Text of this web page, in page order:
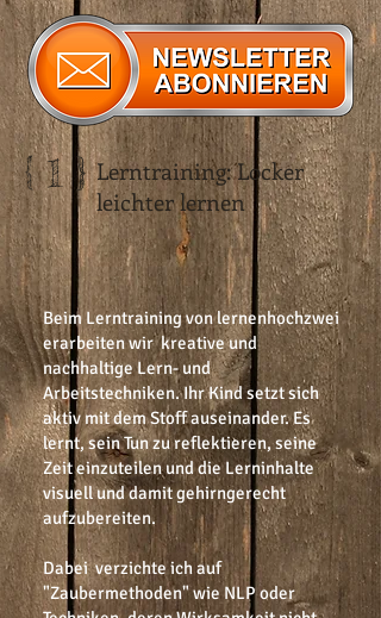
{ 1 } Lerntraining: Locker
leichter lernen
Beim Lerntraining von lernenhochzwei
erarbeiten wir kreative und
nachhaltige Lern- und
Arbeitstechniken. Ihr Kind setzt sich
aktiv mit dem Stoff auseinander. Es
lernt, sein Tun zu reflektieren, seine
Zeit einzuteilen und die Lerninhalte
visuell und damit gehirngerecht
aufzubereiten.
​Dabei verzichte ich auf
"Zaubermethoden" wie NLP oder